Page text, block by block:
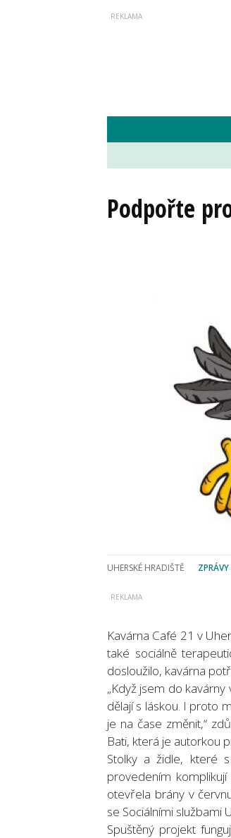
Podpořte
UHERSKÉ HRADIŠTĚ ZPRÁVY
Kavárna Café 21 v
také sociálně
dosloužilo, kavárna
„Když jsem do
dělají s láskou. I proto
je na čase změnit,“
Bati, která je autorkou
Stolky a židle, které
provedením
otevřela brány v
se Sociálními službami
Spuštěný projekt